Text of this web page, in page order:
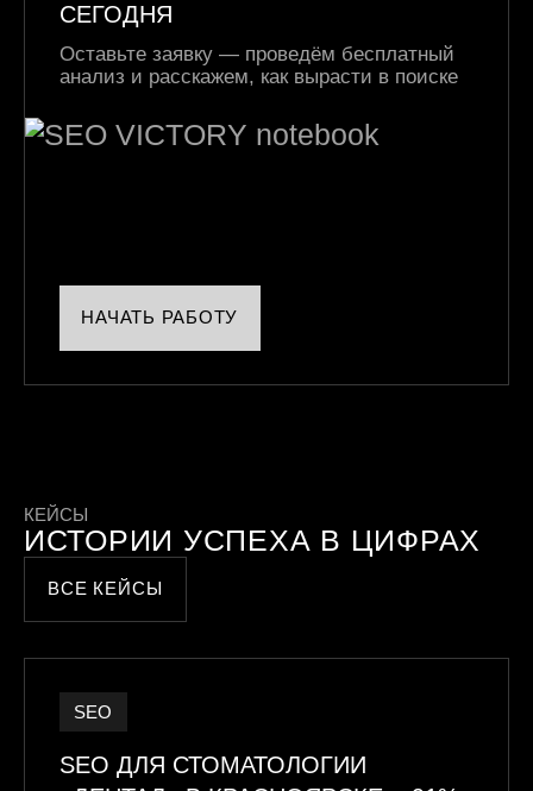
СЕГОДНЯ
Оставьте заявку — проведём бесплатный
анализ и расскажем, как вырасти в поиске
НАЧАТЬ РАБОТУ
КЕЙСЫ
ИСТОРИИ УСПЕХА В ЦИФРАХ
ВСЕ КЕЙСЫ
SEO
SEO ДЛЯ СТОМАТОЛОГИИ